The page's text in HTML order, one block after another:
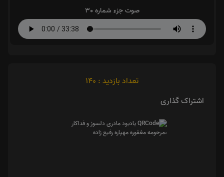
صوت جزء شماره 30
تعداد بازدید : 140
اشتراک گذاری